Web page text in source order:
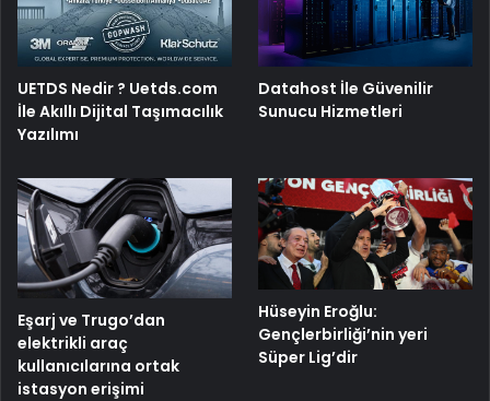
UETDS Nedir ? Uetds.com
İle Akıllı Dijital Taşımacılık
Yazılımı
Datahost İle Güvenilir
Sunucu Hizmetleri
Eşarj ve Trugo’dan
elektrikli araç
kullanıcılarına ortak
istasyon erişimi
Hüseyin Eroğlu:
Gençlerbirliği’nin yeri
Süper Lig’dir